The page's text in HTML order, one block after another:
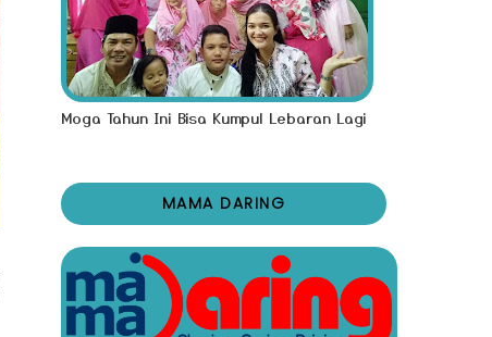
Moga Tahun Ini Bisa Kumpul Lebaran Lagi
MAMA DARING